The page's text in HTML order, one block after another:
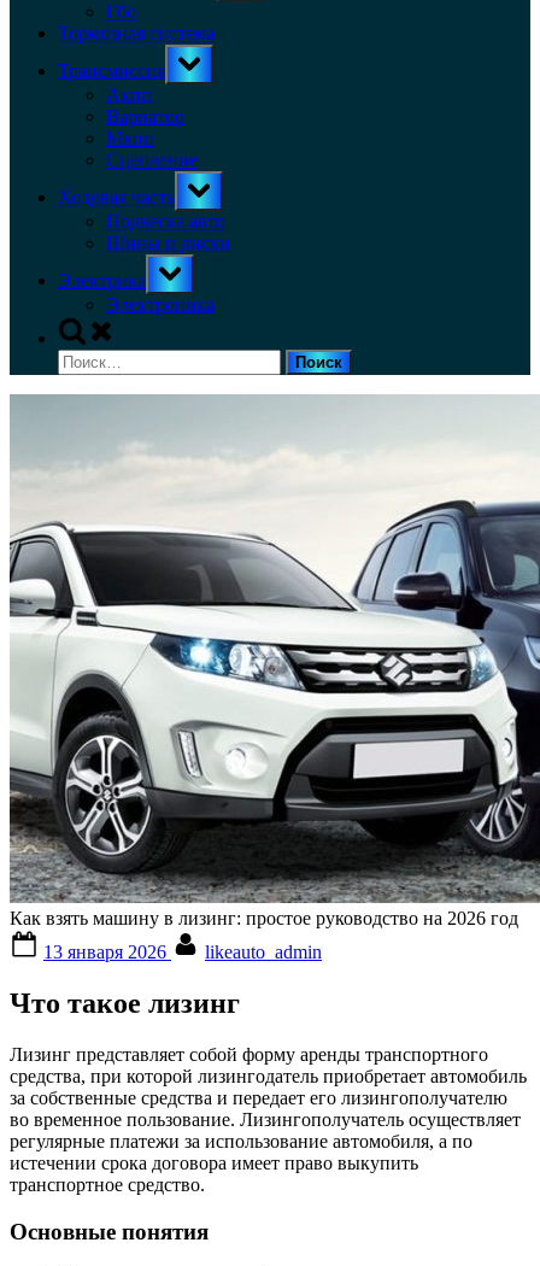
Гбо
Тормозная система
Трансмиссия
Toggle
sub-
Акпп
Вариатор
Мкпп
Сцепление
Ходовая часть
Toggle
sub-
menu
Подвеска авто
Шины и диски
Электрика
Toggle
sub-
menu
Электроника
Toggle
search
form
Найти:
Как взять машину в лизинг: простое руководство на 2026 год
on
13 января 2026 likeauto_admin
Что такое лизинг
Лизинг представляет собой форму аренды транспортного
средства, при которой лизингодатель приобретает автомобиль
за собственные средства и передает его лизингополучателю
во временное пользование. Лизингополучатель осуществляет
регулярные платежи за использование автомобиля, а по
истечении срока договора имеет право выкупить
транспортное средство.
Основные понятия